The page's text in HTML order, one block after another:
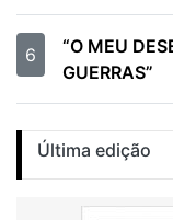
6
“O MEU
GUERRAS”
Última edição